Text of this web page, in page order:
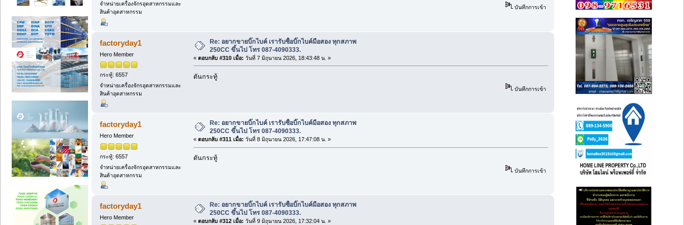
จำหน่ายเครื่องจักรอุตสาหกรรมและ
สินค้าอุตสาหกรรม
บันทึกการเข้า
factoryday1
Hero Member
กระทู้: 6557
จำหน่ายเครื่องจักรอุตสาหกรรมและ
สินค้าอุตสาหกรรม
Re: อยากขายบิ๊กไบค์ เรารับซื้อบิ๊กไบค์มือสอง ทุกสภาพ
250CC ขึ้นไป โทร 087-4090333.
« ตอบกลับ #310 เมื่อ: วันที่ 7 มิถุนายน 2026, 18:43:48 น. »
ดันกระทู้
บันทึกการเข้า
factoryday1
Hero Member
กระทู้: 6557
จำหน่ายเครื่องจักรอุตสาหกรรมและ
สินค้าอุตสาหกรรม
Re: อยากขายบิ๊กไบค์ เรารับซื้อบิ๊กไบค์มือสอง ทุกสภาพ
250CC ขึ้นไป โทร 087-4090333.
« ตอบกลับ #311 เมื่อ: วันที่ 8 มิถุนายน 2026, 17:47:08 น. »
ดันกระทู้
บันทึกการเข้า
factoryday1
Hero Member
Re: อยากขายบิ๊กไบค์ เรารับซื้อบิ๊กไบค์มือสอง ทุกสภาพ
250CC ขึ้นไป โทร 087-4090333.
« ตอบกลับ #312 เมื่อ: วันที่ 9 มิถุนายน 2026, 17:32:04 น. »